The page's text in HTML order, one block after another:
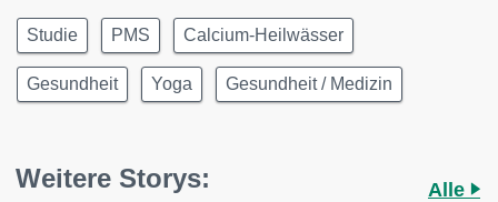
Studie PMS Calcium-Heilwässer
Gesundheit Yoga Gesundheit / Medizin
Weitere Storys:
Alle